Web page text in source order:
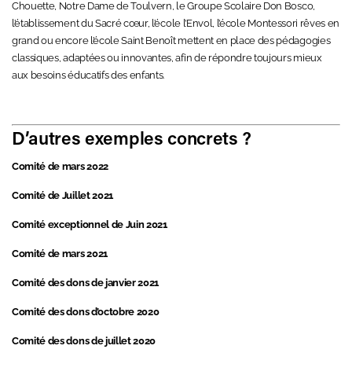
Chouette, Notre Dame de Toulvern, leGroupe Scolaire Don Bosco,
l’établissement du Sacré cœur, l’école l’Envol, l’écoleMontessori rêves en
grandou encorel’école Saint Benoîtmettent en place des pédagogies
classiques, adaptées ou innovantes, afin de répondre toujours mieux
aux besoins éducatifs des enfants.
D’autres exemples concrets ?
Comité de mars 2022
Comité de Juillet 2021
Comité exceptionnel de Juin 2021
Comité de mars 2021
Comité des dons de janvier 2021
Comité des dons d’octobre 2020
Comité des dons de juillet 2020